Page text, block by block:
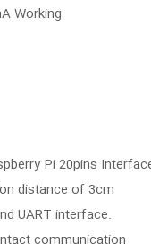
Working
Pi 20pins
distance of 3cm
UART interface.
communication